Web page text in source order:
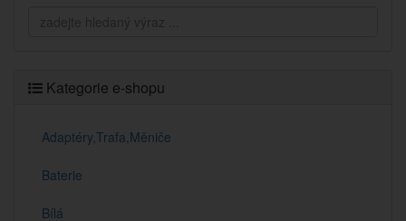
Kategorie e-shopu
Adaptéry,Trafa,Měniče
Baterie
Bílá